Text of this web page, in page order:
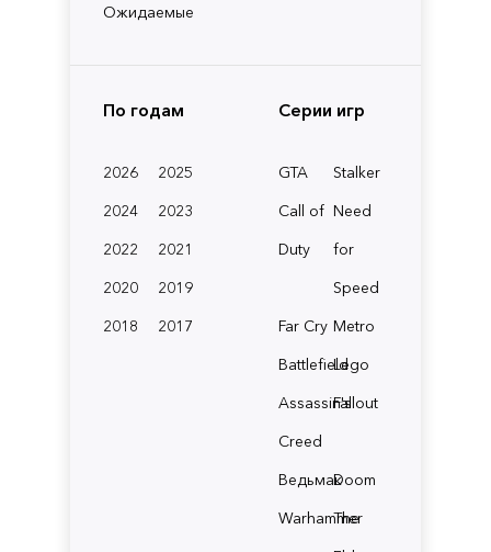
Ожидаемые
По годам
2026
2025
2024
2023
2022
2021
2020
2019
2018
2017
Серии игр
GTA
Stalker
Call of
Duty
Need
for
Speed
Far Cry Metro
BattlefieldLego
Assassin's
Creed
Fallout
ВедьмакDoom
Warhammer
The